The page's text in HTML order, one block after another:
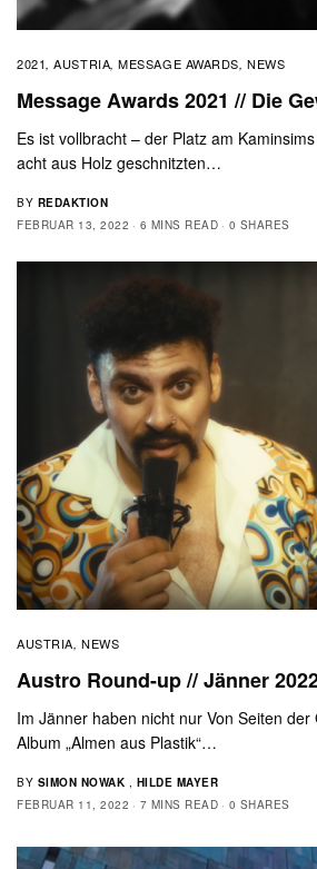
2021 ,AUSTRIA,MESSAGE AWARDS,NEWS
Message Awards 2021 // Die
Es ist vollbracht – der Platz am
acht aus Holz geschnitzten…
BY REDAKTION
FEBRUAR 13, 2022
6 MINS READ 0 SHARES
AUSTRIA, NEWS
Austro Round-up // Jänner
Im Jänner haben nicht nur Von Seiten
Album „Almen aus Plastik“…
BY SIMON NOWAK , HILDE MAYER
FEBRUAR 11, 2022
7 MINS READ 0 SHARES